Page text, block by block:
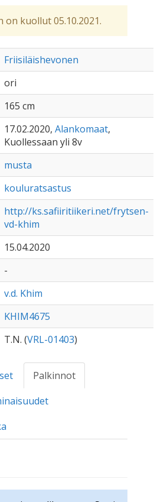
on kuollut 05.10.2021.
Friisiläishevonen
ori
165 cm
17.02.2020, Alankomaat,
Kuollessaan yli 8v
musta
kouluratsastus
http://ks.safiiritiikeri.net/frytsen-
vd-khim
15.04.2020
-
v.d. Khim
KHIM4675
T.N. (VRL-01403)
Palkinnot